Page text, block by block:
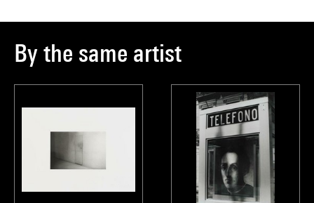
By the same artist